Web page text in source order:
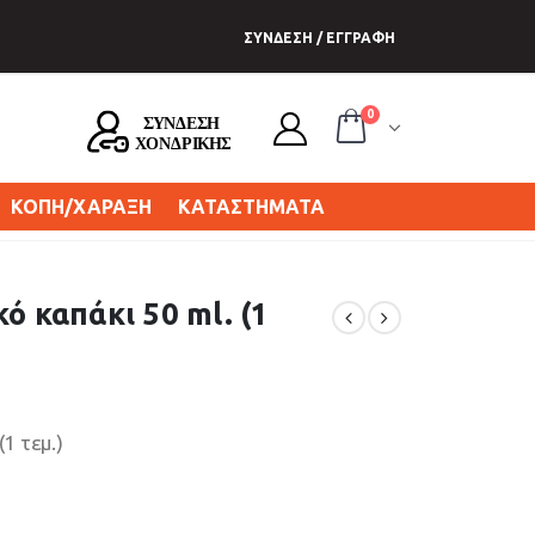
ΣΥΝΔΕΣΗ / ΕΓΓΡΑΦΗ
0
ΚΟΠΗ/ΧΑΡΑΞΗ ΚΑΤΑΣΤΗΜΑΤΑ
καπάκι 50 ml. (1
τεμ.)